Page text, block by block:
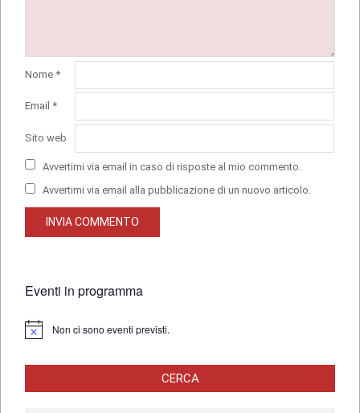
Nome *
Email *
Sito web
Avvertimi via email in caso di risposte al mio commento.
Avvertimi via email alla pubblicazione di un nuovo articolo.
Eventi in programma
Notice Non ci sono eventi previsti.
CERCA